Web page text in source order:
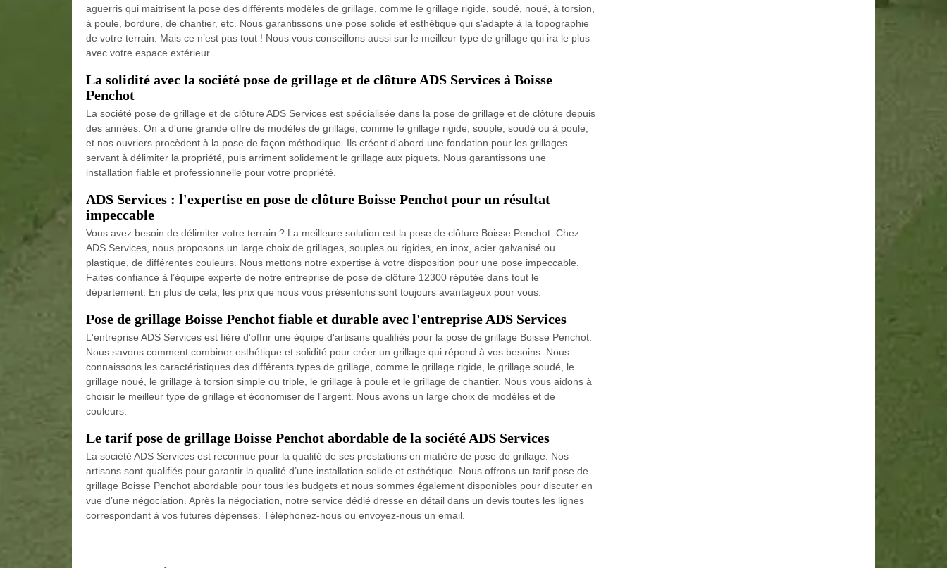
aguerris qui maitrisent la pose des différents modèles de grillage, comme le grillage rigide, soudé, noué, à torsion,
à poule, bordure, de chantier, etc. Nous garantissons une pose solide et esthétique qui s'adapte à la topographie
de votre terrain. Mais ce n’est pas tout ! Nous vous conseillons aussi sur le meilleur type de grillage qui ira le plus
avec votre espace extérieur.
La solidité avec la société pose de grillage et de clôture ADS Services à Boisse
Penchot
La société pose de grillage et de clôture ADS Services est spécialisée dans la pose de grillage et de clôture depuis
des années. On a d'une grande offre de modèles de grillage, comme le grillage rigide, souple, soudé ou à poule,
et nos ouvriers procèdent à la pose de façon méthodique. Ils créent d'abord une fondation pour les grillages
servant à délimiter la propriété, puis arriment solidement le grillage aux piquets. Nous garantissons une
installation fiable et professionnelle pour votre propriété.
ADS Services : l'expertise en pose de clôture Boisse Penchot pour un résultat
impeccable
Vous avez besoin de délimiter votre terrain ? La meilleure solution est la pose de clôture Boisse Penchot. Chez
ADS Services, nous proposons un large choix de grillages, souples ou rigides, en inox, acier galvanisé ou
plastique, de différentes couleurs. Nous mettons notre expertise à votre disposition pour une pose impeccable.
Faites confiance à l’équipe experte de notre entreprise de pose de clôture 12300 réputée dans tout le
département. En plus de cela, les prix que nous vous présentons sont toujours avantageux pour vous.
Pose de grillage Boisse Penchot fiable et durable avec l'entreprise ADS Services
L'entreprise ADS Services est fière d'offrir une équipe d'artisans qualifiés pour la pose de grillage Boisse Penchot.
Nous savons comment combiner esthétique et solidité pour créer un grillage qui répond à vos besoins. Nous
connaissons les caractéristiques des différents types de grillage, comme le grillage rigide, le grillage soudé, le
grillage noué, le grillage à torsion simple ou triple, le grillage à poule et le grillage de chantier. Nous vous aidons à
choisir le meilleur type de grillage et économiser de l'argent. Nous avons un large choix de modèles et de
couleurs.
Le tarif pose de grillage Boisse Penchot abordable de la société ADS Services
La société ADS Services est reconnue pour la qualité de ses prestations en matière de pose de grillage. Nos
artisans sont qualifiés pour garantir la qualité d’une installation solide et esthétique. Nous offrons un tarif pose de
grillage Boisse Penchot abordable pour tous les budgets et nous sommes également disponibles pour discuter en
vue d’une négociation. Après la négociation, notre service dédié dresse en détail dans un devis toutes les lignes
correspondant à vos futures dépenses. Téléphonez-nous ou envoyez-nous un email.